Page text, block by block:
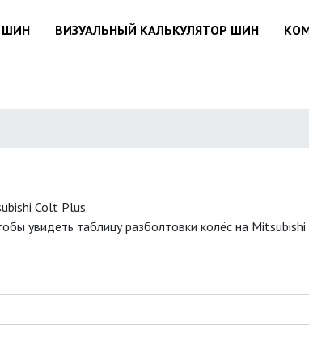
ШИН ВИЗУАЛЬНЫЙ КАЛЬКУЛЯТОР ШИН
Colt Plus.
увидеть таблицу разболтовки колёс на